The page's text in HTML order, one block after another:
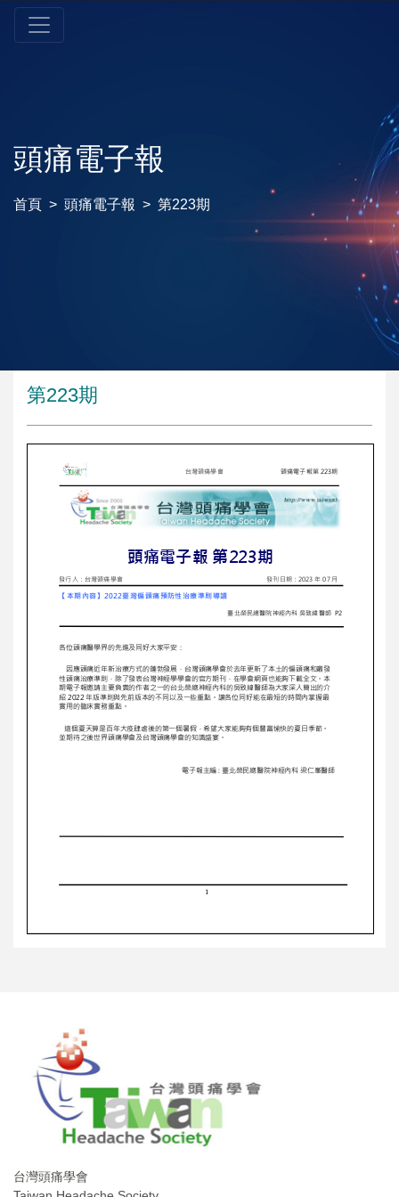
頭痛電子報
首頁 頭痛電子報 第223期
第223期
台灣頭痛學會